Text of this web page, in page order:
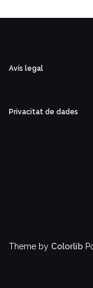
Avís legal
Privacitat de dades
Theme by Colorlib